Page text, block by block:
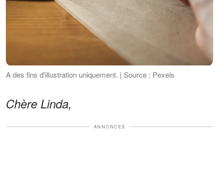
A des fins d'illustration uniquement. | Source : Pexels
Chère Linda,
ANNONCES